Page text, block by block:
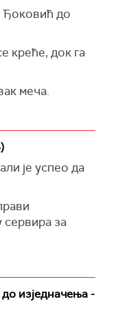
Ђоковић до
креће, док га
меча.
је успео да
сервира за
изједначења -